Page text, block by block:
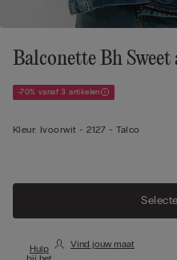
Balconette Bh Sweet
-70% vanaf 3 artikelen
Kleur: Ivoorwit -2127 - Talco
Hulp
Vind jouw maat